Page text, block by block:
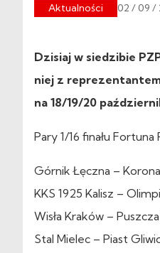
Aktualności 02 / 09 /
Dzisiaj w siedzibie
niej z reprezentantem
na 18/19/20
Pary 1/16 finału Fortuna
Górnik Łęczna –
KKS 1925 Kalisz –
Wisła Kraków –
Stal Mielec – Piast